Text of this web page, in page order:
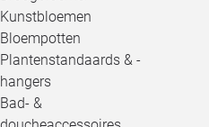
Kunstbloemen
Bloempotten
Plantenstandaards & -
hangers
Bad- &